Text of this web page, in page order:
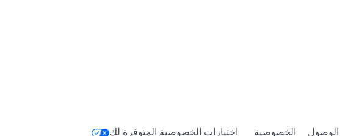
الوصول الخصوصية اختيارات الخصوصية المتوفرة لك